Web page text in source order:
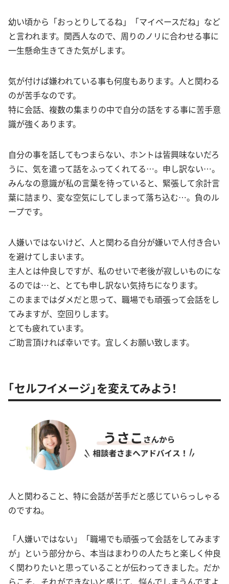
幼い頃から「おっとりしてるね」「マイペースだね」など
と言われます。関西人なので、周りのノリに合わせる事に
一生懸命生きてきた気がします。
気が付けば嫌われている事も何度もあります。人と関わる
のが苦手なのです。
特に会話、複数の集まりの中で自分の話をする事に苦手意
識が強くあります。
自分の事を話してもつまらない、ホントは皆興味ないだろ
うに、気を遣って話をふってくれてる…。申し訳ない…。
みんなの意識が私の言葉を待っていると、緊張して余計言
葉に詰まり、変な空気にしてしまって落ち込む…。負のル
ープです。
人嫌いではないけど、人と関わる自分が嫌いで人付き合い
を避けてしまいます。
主人とは仲良しですが、私のせいで老後が寂しいものにな
るのでは…と、とても申し訳ない気持ちになります。
このままではダメだと思って、職場でも頑張って会話をし
てみますが、空回りします。
とても疲れています。
ご助言頂ければ幸いです。宜しくお願い致します。
「セルフイメージ」を変えてみよう！
人と関わること、特に会話が苦手だと感じていらっしゃる
のですね。
「人嫌いではない」「職場でも頑張って会話をしてみます
が」という部分から、本当はまわりの人たちと楽しく仲良
く関わりたいと思っていることが伝わってきました。だか
らこそ、それができないと感じて、悩んでしまうんですよ